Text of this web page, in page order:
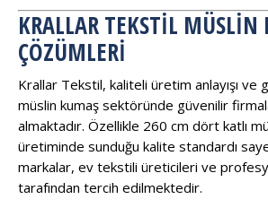
KRALLAR TEKSTIL MÜSLIN
ÇÖZÜMLERI
Krallar Tekstil, kaliteli üretim anlayışı ve
müslin kumaş sektöründe güvenilir
almaktadır. Özellikle 260 cm dört katlı
üretiminde sunduğu kalite standardı
markalar, ev tekstili üreticileri ve
tarafından tercih edilmektedir.